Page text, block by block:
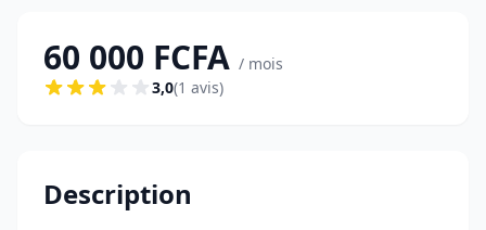
60 000 FCFA / mois
3,0(1 avis)
Description